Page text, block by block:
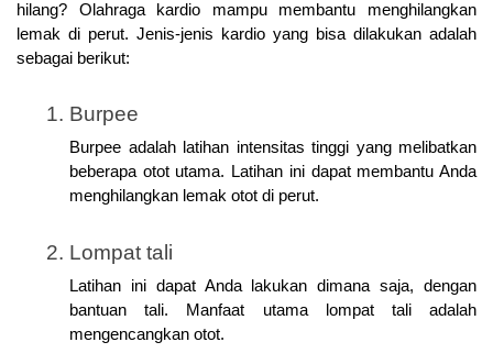
hilang? Olahraga kardio mampu membantu menghilangkan
lemak di perut. Jenis-jenis kardio yang bisa dilakukan adalah
sebagai berikut:
Burpee
Burpee adalah latihan intensitas tinggi yang melibatkan
beberapa otot utama. Latihan ini dapat membantu Anda
menghilangkan lemak otot di perut.
Lompat tali
Latihan ini dapat Anda lakukan dimana saja, dengan
bantuan tali. Manfaat utama lompat tali adalah
mengencangkan otot.